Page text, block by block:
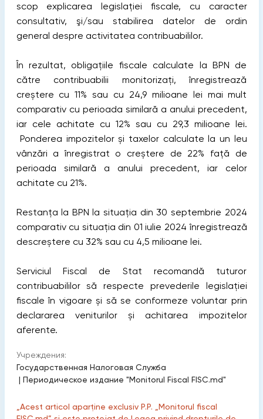
scop explicarea legislaţiei fiscale, cu caracter
consultativ, şi/sau stabilirea datelor de ordin
general despre activitatea contribuabililor.
În rezultat, obligațiile fiscale calculate la BPN de
către contribuabilii monitorizați, înregistrează
creștere cu 11% sau cu 24,9 milioane lei mai mult
comparativ cu perioada similară a anului precedent,
iar cele achitate cu 12% sau cu 29,3 milioane lei.
Ponderea impozitelor și taxelor calculate la un leu
vânzări a înregistrat o creștere de 22% față de
perioada similară a anului precedent, iar celor
achitate cu 21%.
Restanța la BPN la situația din 30 septembrie 2024
comparativ cu situația din 01 iulie 2024 înregistrează
descreștere cu 32% sau cu 4,5 milioane lei.
Serviciul Fiscal de Stat recomandă tuturor
contribuabililor să respecte prevederile legislației
fiscale în vigoare și să se conformeze voluntar prin
declararea veniturilor și achitarea impozitelor
aferente.
Учреждения:
Государственная Налоговая Служба
| Периодическое издание "Monitorul Fiscal FISC.md"
„Acest articol aparține exclusiv P.P. „Monitorul fiscal